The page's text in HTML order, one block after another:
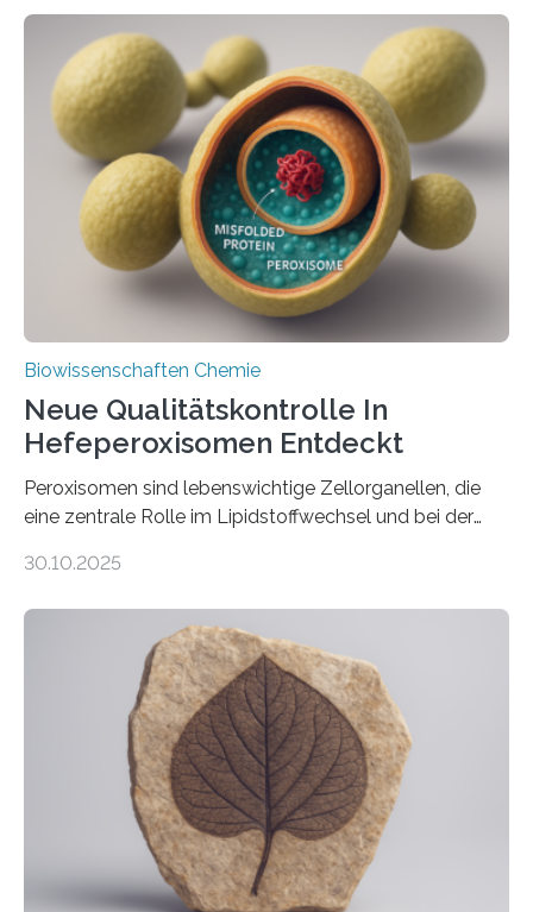
Biowissenschaften Chemie
Neue Qualitätskontrolle In
Hefeperoxisomen Entdeckt
Peroxisomen sind lebenswichtige Zellorganellen, die
eine zentrale Rolle im Lipidstoffwechsel und bei der
erfüllen können, müssen zahlreiche Enzyme präzise in
der Ruhr-Universität Bochum um Prof. Dr. Ralf Erdmann
und Dr. Ismaila Francis Yusuf hat nun einen bislang
unbekannten Qualitätskontrollmechanismus des
peroxisomalen Proteintransports in der Bäckerhefe
Saccharomyces cerevisiae entdeckt, der für die
Funktionsfähigkeit der Organellen entscheidend ist. Die
Studie wurde am 28. Oktober 2025 in der
Fachzeitschrift…
30.10.2025